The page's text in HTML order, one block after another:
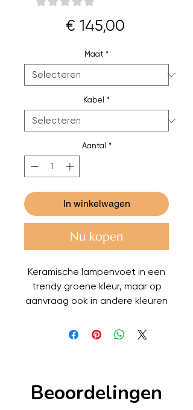
€ 145,00Prijs
Maat *
Kabel *
Aantal *
In winkelwagen
Nu kopen
Keramische lampenvoet in een
trendy groene kleur, maar op
aanvraag ook in andere kleuren
lampenvoet is van transparant
Beoordelingen